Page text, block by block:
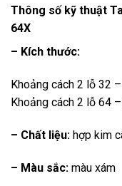
Thông số kỹ thuật
64X
– Kích thước:
Khoảng cách 2 lỗ 32
Khoảng cách 2 lỗ 64
– Chất liệu: hợp kim
– Màu sắc: màu xám